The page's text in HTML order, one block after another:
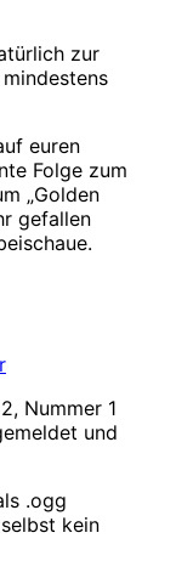
zur
euren
Folge zum
„Golden
gefallen
Nummer 1
und
.ogg
kein